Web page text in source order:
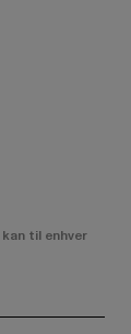
til enhver